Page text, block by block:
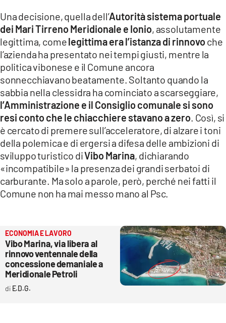
CATANZAROCHANNEL.IT
LACAPITALENEWS.IT
App
ANDROID
APPLE
Una decisione, quella dell’Autorità sistema portuale
dei Mari Tirreno Meridionale e Ionio, assolutamente
legittima, comelegittima era l’istanza di rinnovoche
l’azienda ha presentato nei tempi giusti, mentre la
politica vibonese e il Comune ancora
sonnecchiavano beatamente. Soltanto quando la
sabbia nella clessidra ha cominciato a scarseggiare,
l’Amministrazione e il Consiglio comunale si sono
resi conto che le chiacchiere stavano a zero . Così, si
è cercato di premere sull’acceleratore, di alzare i toni
della polemica e di ergersi a difesa delle ambizioni di
sviluppo turistico diVibo Marina, dichiarando
«incompatibile» la presenza dei grandi serbatoi di
carburante. Ma solo a parole, però, perché nei fatti il
Comune non ha mai messo mano al Psc.
ECONOMIA E LAVORO
Vibo Marina, via libera al
rinnovo ventennale della
concessione demaniale a
Meridionale Petroli
E.D.G.